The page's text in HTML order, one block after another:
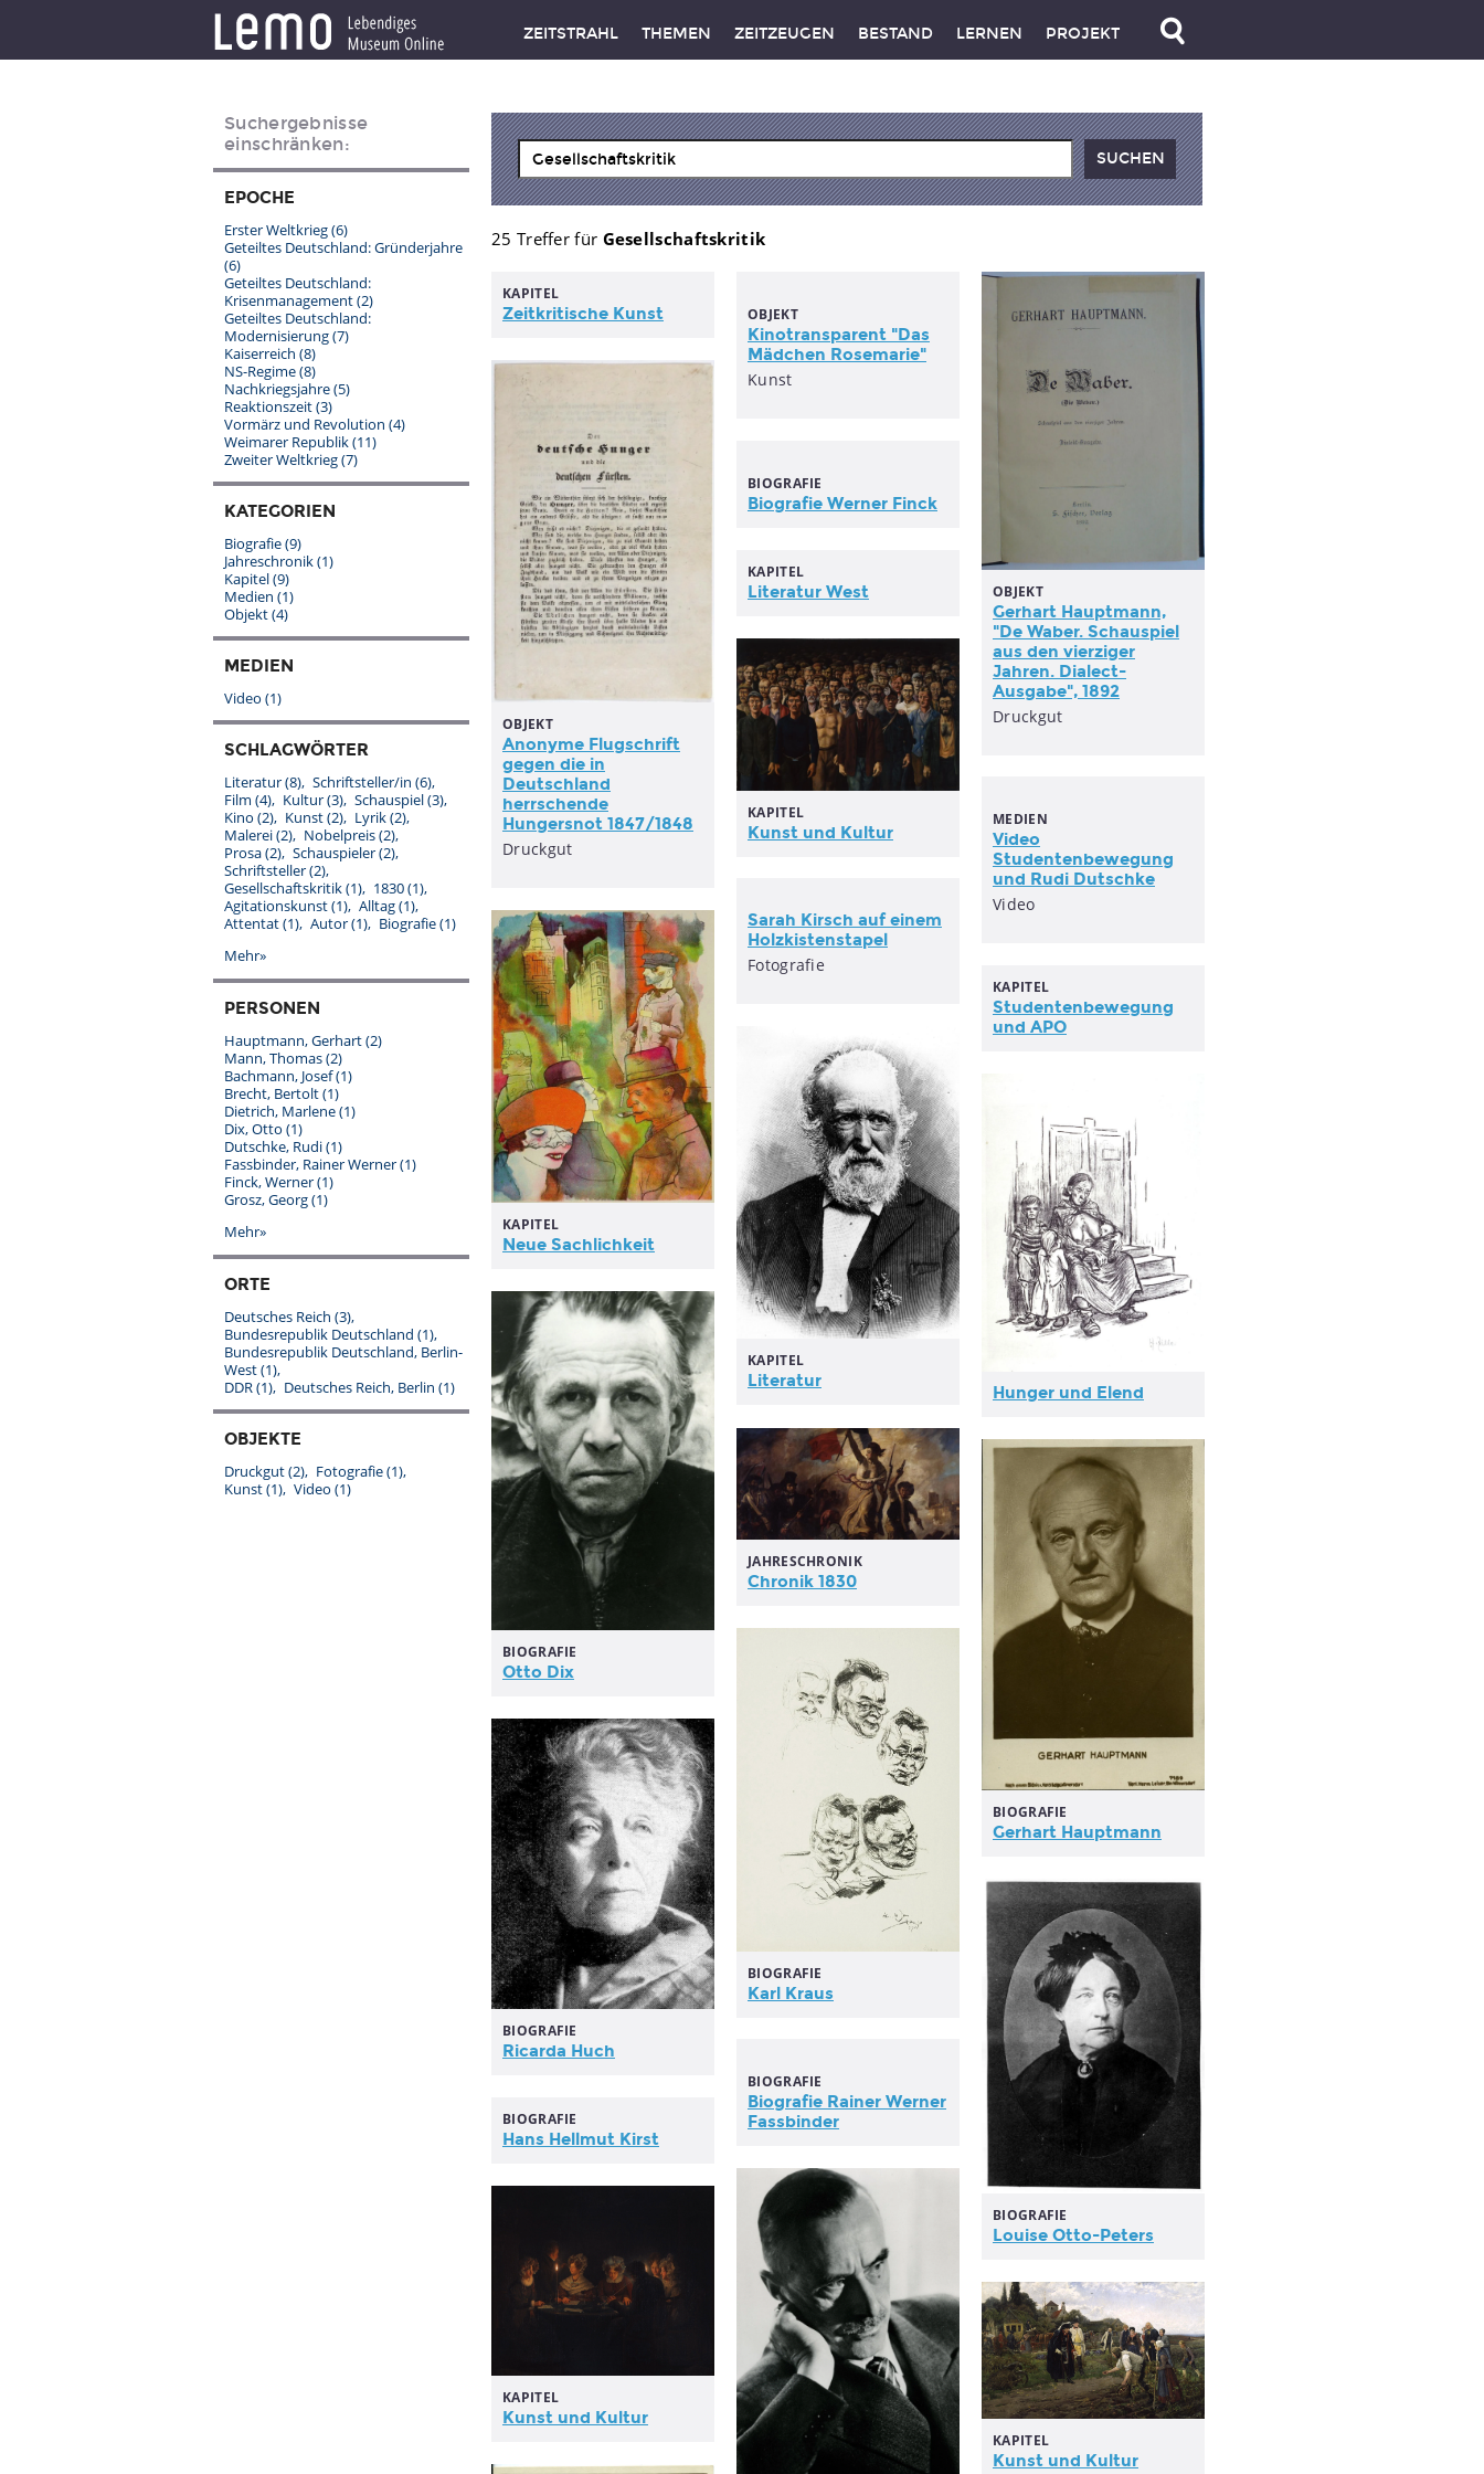
ZEITSTRAHL THEMEN ZEITZEUGEN BESTAND LERNEN PROJEKT
25 Treffer für Gesellschaftskritik
KAPITEL
Zeitkritische Kunst OBJEKT
Kinotransparent "Das
Mädchen Rosemarie"
Kunst
OBJEKT
Gerhart Hauptmann,
"De Waber. Schauspiel
aus den vierziger
Jahren. Dialect-
Ausgabe", 1892
Druckgut
OBJEKT
Anonyme Flugschrift
gegen die in
Deutschland
herrschende
Hungersnot 1847/1848
Druckgut
BIOGRAFIE
Biografie Werner Finck
KAPITEL
Literatur West
KAPITEL
Kunst und Kultur
MEDIEN
Video
Studentenbewegung
und Rudi Dutschke
Video
Sarah Kirsch auf einem
Holzkistenstapel
Fotografie
KAPITEL
Neue Sachlichkeit
KAPITEL
Studentenbewegung
und APO
KAPITEL
Literatur
Hunger und Elend
BIOGRAFIE
Otto Dix
JAHRESCHRONIK
Chronik 1830
BIOGRAFIE
Gerhart Hauptmann
BIOGRAFIE
Karl Kraus
BIOGRAFIE
Ricarda Huch
BIOGRAFIE
Louise Otto-Peters
BIOGRAFIE
Biografie Rainer Werner
Fassbinder
BIOGRAFIE
Hans Hellmut Kirst
KAPITEL
Kunst und Kultur
KAPITEL
Kunst und Kultur
Suchergebnisse
einschränken:
EPOCHE
Erster Weltkrieg(6)
Geteiltes Deutschland: Gründerjahre
(6)
Geteiltes Deutschland:
Krisenmanagement(2)
Geteiltes Deutschland:
Modernisierung(7)
Kaiserreich (8)
NS-Regime(8)
Nachkriegsjahre(5)
Reaktionszeit(3)
Vormärz und Revolution (4)
Weimarer Republik(11)
Zweiter Weltkrieg(7)
KATEGORIEN
Biografie(9)
Jahreschronik(1)
Kapitel(9)
Medien (1)
Objekt(4)
MEDIEN
Video (1)
SCHLAGWÖRTER
Literatur(8) Schriftsteller/in (6)
Film (4) Kultur(3) Schauspiel(3)
Kino (2) Kunst(2) Lyrik(2)
Malerei(2) Nobelpreis(2)
Prosa(2) Schauspieler(2)
Schriftsteller(2)
Gesellschaftskritik(1) 1830(1)
Agitationskunst(1) Alltag(1)
Attentat(1) Autor(1) Biografie(1)
Mehr»
PERSONEN
Hauptmann, Gerhart(2)
Mann, Thomas(2)
Bachmann, Josef(1)
Brecht, Bertolt(1)
Dietrich, Marlene(1)
Dix, Otto (1)
Dutschke, Rudi(1)
Fassbinder, Rainer Werner(1)
Finck, Werner(1)
Grosz, Georg(1)
Mehr»
ORTE
Deutsches Reich (3)
Bundesrepublik Deutschland (1)
Bundesrepublik Deutschland, Berlin-
West(1)
DDR(1) Deutsches Reich, Berlin (1)
OBJEKTE
Druckgut(2) Fotografie(1)
Kunst(1) Video (1)